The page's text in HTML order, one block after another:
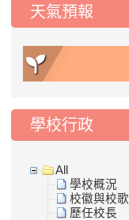
天氣預報
學校行政
All
學校概況
校徽與校歌
歷任校長